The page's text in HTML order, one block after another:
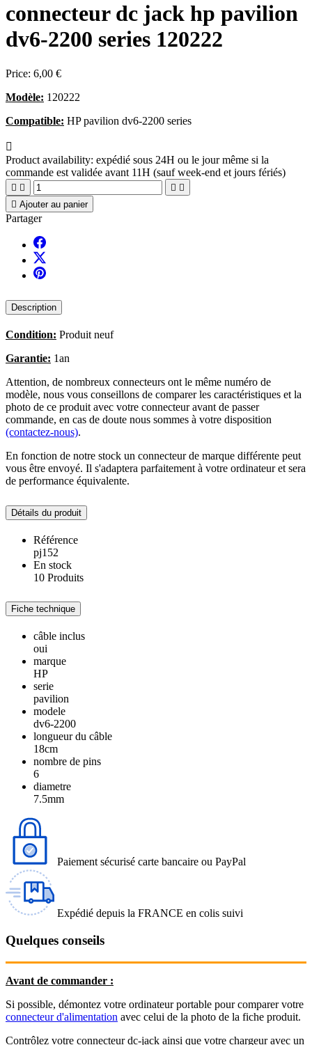
connecteur dc jack hp pavilion
dv6-2200 series 120222
Price: 6,00 €
Modèle: 120222
Compatible: HP pavilion dv6-2200 series

Product availability: expédié sous 24H ou le jour même si la
commande est validée avant 11H (sauf week-end et jours fériés)
   
 Ajouter au panier
Partager
Description
Condition: Produit neuf
Garantie: 1an
Attention, de nombreux connecteurs ont le même numéro de
modèle, nous vous conseillons de comparer les caractéristiques et la
photo de ce produit avec votre connecteur avant de passer
commande, en cas de doute nous sommes à votre disposition
(contactez-nous).
En fonction de notre stock un connecteur de marque différente peut
vous être envoyé. Il s'adaptera parfaitement à votre ordinateur et sera
de performance équivalente.
Détails du produit
Référence
pj152
En stock
10 Produits
Fiche technique
câble inclus
oui
marque
HP
serie
pavilion
modele
dv6-2200
longueur du câble
18cm
nombre de pins
6
diametre
7.5mm
Paiement sécurisé carte bancaire ou PayPal
Expédié depuis la FRANCE en colis suivi
Quelques conseils
Avant de commander :
Si possible, démontez votre ordinateur portable pour comparer votre
connecteur d'alimentation avec celui de la photo de la fiche produit.
Contrôlez votre connecteur dc-jack ainsi que votre chargeur avec un